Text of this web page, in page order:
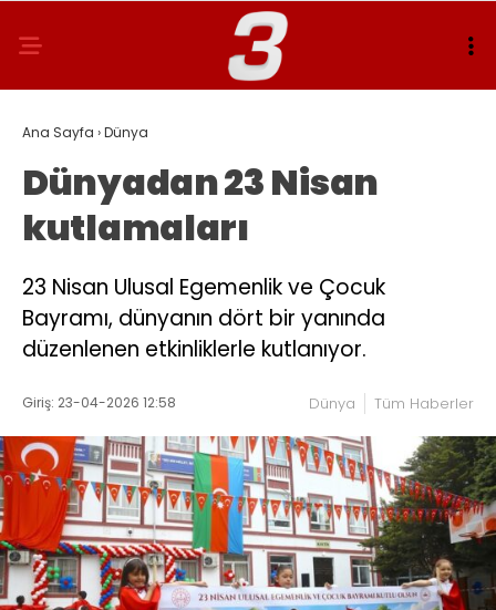
Ana Sayfa ›Dünya
Dünyadan 23 Nisan
kutlamaları
23 Nisan Ulusal Egemenlik ve Çocuk
Bayramı, dünyanın dört bir yanında
düzenlenen etkinliklerle kutlanıyor.
Giriş: 23-04-2026 12:58 Dünya Tüm Haberler